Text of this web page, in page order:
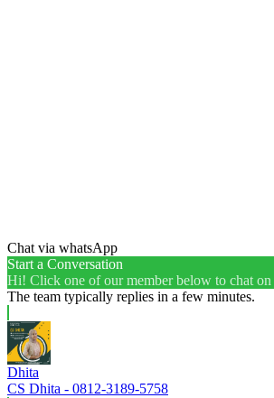
Chat via whatsApp
Start a Conversation
Hi! Click one of our member below to chat on
The team typically replies in a few minutes.
Dhita
CS Dhita - 0812-3189-5758